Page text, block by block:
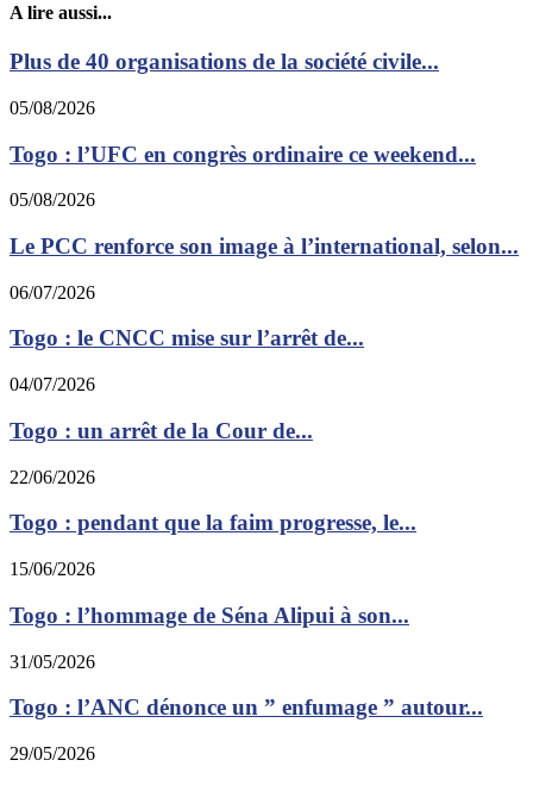
A lire aussi...
Plus de 40 organisations de la société civile...
05/08/2026
Togo : l’UFC en congrès ordinaire ce weekend...
05/08/2026
Le PCC renforce son image à l’international, selon...
06/07/2026
Togo : le CNCC mise sur l’arrêt de...
04/07/2026
Togo : un arrêt de la Cour de...
22/06/2026
Togo : pendant que la faim progresse, le...
15/06/2026
Togo : l’hommage de Séna Alipui à son...
31/05/2026
Togo : l’ANC dénonce un ” enfumage ” autour...
29/05/2026